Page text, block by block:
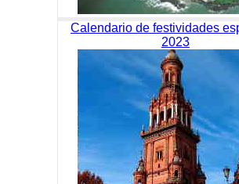
Calendario de festividades
2023